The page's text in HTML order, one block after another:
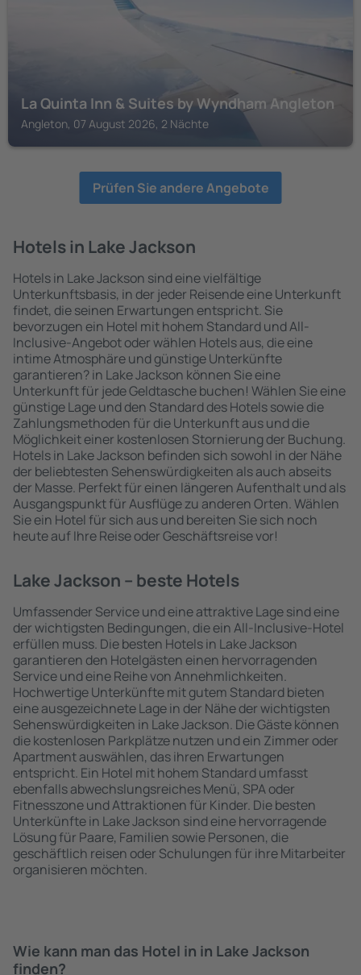
La Quinta Inn & Suites by Wyndham Angleton
Angleton, 07 August 2026, 2 Nächte
Prüfen Sie andere Angebote
Hotels in Lake Jackson
Hotels in Lake Jackson sind eine vielfältige
Unterkunftsbasis, in der jeder Reisende eine Unterkunft
findet, die seinen Erwartungen entspricht. Sie
bevorzugen ein Hotel mit hohem Standard und All-
Inclusive-Angebot oder wählen Hotels aus, die eine
intime Atmosphäre und günstige Unterkünfte
garantieren? in Lake Jackson können Sie eine
Unterkunft für jede Geldtasche buchen! Wählen Sie eine
günstige Lage und den Standard des Hotels sowie die
Zahlungsmethoden für die Unterkunft aus und die
Möglichkeit einer kostenlosen Stornierung der Buchung.
Hotels in Lake Jackson befinden sich sowohl in der Nähe
der beliebtesten Sehenswürdigkeiten als auch abseits
der Masse. Perfekt für einen längeren Aufenthalt und als
Ausgangspunkt für Ausflüge zu anderen Orten. Wählen
Sie ein Hotel für sich aus und bereiten Sie sich noch
heute auf Ihre Reise oder Geschäftsreise vor!
Lake Jackson – beste Hotels
Umfassender Service und eine attraktive Lage sind eine
der wichtigsten Bedingungen, die ein All-Inclusive-Hotel
erfüllen muss. Die besten Hotels in Lake Jackson
garantieren den Hotelgästen einen hervorragenden
Service und eine Reihe von Annehmlichkeiten.
Hochwertige Unterkünfte mit gutem Standard bieten
eine ausgezeichnete Lage in der Nähe der wichtigsten
Sehenswürdigkeiten in Lake Jackson. Die Gäste können
die kostenlosen Parkplätze nutzen und ein Zimmer oder
Apartment auswählen, das ihren Erwartungen
entspricht. Ein Hotel mit hohem Standard umfasst
ebenfalls abwechslungsreiches Menü, SPA oder
Fitnesszone und Attraktionen für Kinder. Die besten
Unterkünfte in Lake Jackson sind eine hervorragende
Lösung für Paare, Familien sowie Personen, die
geschäftlich reisen oder Schulungen für ihre Mitarbeiter
organisieren möchten.
Wie kann man das Hotel in in Lake Jackson
finden?